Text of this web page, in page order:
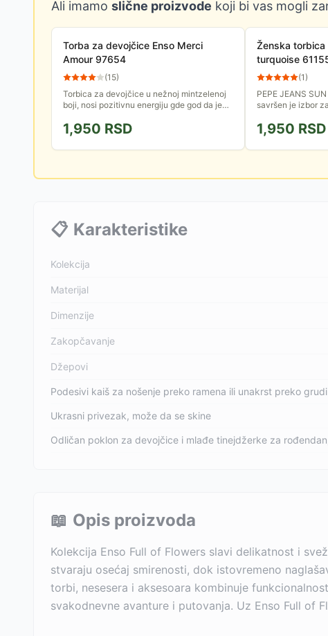
Ali imamo slične proizvode koji bi vas mogli
Torba za devojčice Enso Merci
Amour 97654
(15)
Torbica za devojčice u nežnoj mintzelenoj
boji, nosi pozitivnu energiju gde god da je
završni detalj,...
1,950 RSD
Ženska torbica
turquoise
(1)
PEPE JEANS
savršen je izbor
moderan izgled.
1,950 RSD
📋 Karakteristike
Kolekcija
Materijal
Dimenzije
Zakopčavanje
Džepovi
Podesivi kaiš za nošenje preko ramena ili unakrst preko grudi
Ukrasni privezak, može da se skine
Odličan poklon za devojčice i mlađe tinejdžerke za
📖 Opis proizvoda
Kolekcija Enso Full of Flowers slavi delikatnost i
stvaraju osećaj smirenosti, dok istovremeno
torbi, nesesera i aksesoara kombinuje
svakodnevne avanture i putovanja. Uz Enso Full of